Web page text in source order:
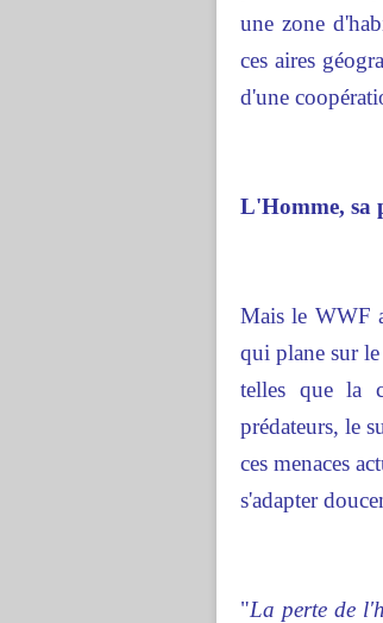
une zone
ces aires
d'une
L'Homme, sa
Mais le WWF
qui plane sur
telles que la
prédateurs, le
ces menaces
s'adapter
"La perte de